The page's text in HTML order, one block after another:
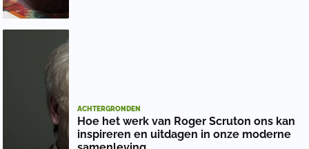
ACHTERGRONDEN
Hoe het werk van Roger Scruton ons kan
inspireren en uitdagen in onze moderne